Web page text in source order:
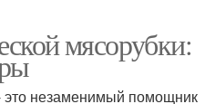
мясорубки:
это незаменимый помощник